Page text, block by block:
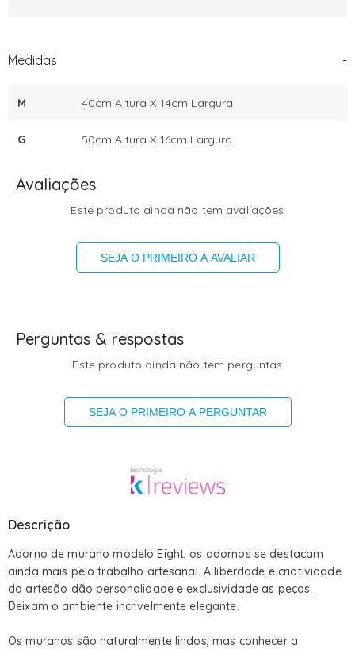
Medidas -
M 40cm Altura X 14cm Largura
G 50cm Altura X 16cm Largura
Avaliações
Este produto ainda não tem avaliações
SEJA O PRIMEIRO A AVALIAR
Perguntas & respostas
Este produto ainda não tem perguntas
SEJA O PRIMEIRO A PERGUNTAR
Descrição
Adorno de murano modelo Eight, os adornos se destacam
ainda mais pelo trabalho artesanal. A liberdade e criatividade
do artesão dão personalidade e exclusividade as peças.
Deixam o ambiente incrivelmente elegante.
Os muranos são naturalmente lindos, mas conhecer a